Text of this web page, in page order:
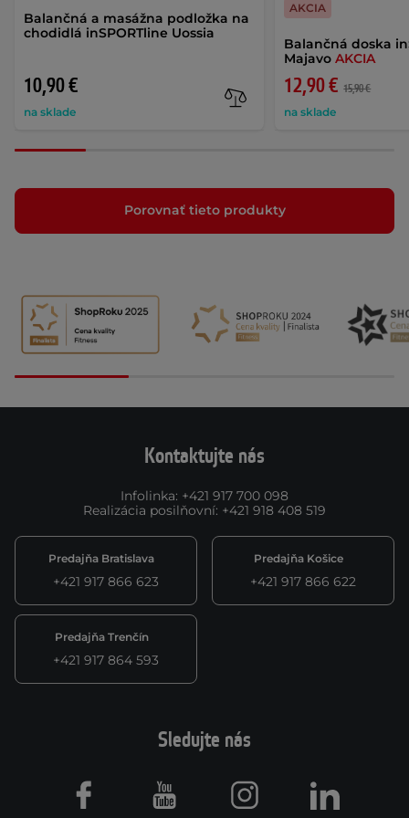
Balančná a masážna podložka na
chodidlá inSPORTline Uossia
10,90 €
na sklade
Balančná doska
MajavoAKCIA
12,90 € 15,90 €
na sklade
AKCIA
Porovnať tieto produkty
Kontaktujte nás
Infolinka: +421 917 700 098
Realizácia posilňovní: +421 918 408 519
Predajňa Bratislava
+421 917 866 623
Predajňa Košice
+421 917 866 622
Predajňa Trenčín
+421 917 864 593
Sledujte nás
Facebook Youtube Instagram LinkedIn